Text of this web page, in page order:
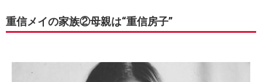
重信メイの家族②母親は“重信房子”